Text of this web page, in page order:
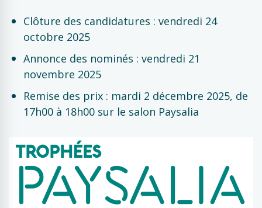
Clôture des candidatures : vendredi 24
octobre 2025
Annonce des nominés : vendredi 21
novembre 2025
Remise des prix : mardi 2 décembre 2025, de
17h00 à 18h00 sur le salon Paysalia